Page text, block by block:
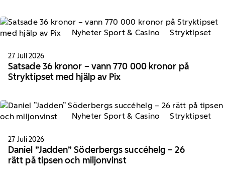
Nyheter Sport & Casino Stryktipset
27 Juli 2026
Satsade 36 kronor – vann 770 000 kronor på
Stryktipset med hjälp av Pix
Nyheter Sport & Casino Stryktipset
27 Juli 2026
Daniel ”Jadden” Söderbergs succéhelg – 26
rätt på tipsen och miljonvinst